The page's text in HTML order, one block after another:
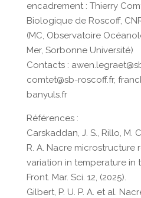
encadrement : Thierry
Biologique de Roscoff,
(MC, Observatoire
Mer, Sorbonne Université)
Contacts :
comtet@sb-roscoff.fr,
banyuls.fr
Références :
Carskaddan, J. S., Rillo, M.
R. A. Nacre
variation in temperature in
Front. Mar. Sci. 12, (2025).
Gilbert, P. U. P. A. et al.